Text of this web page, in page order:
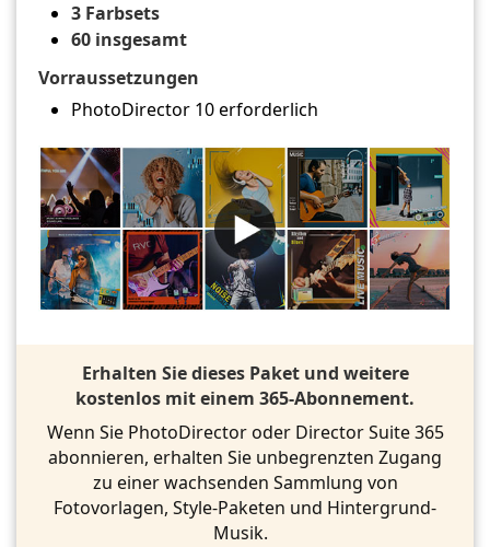
3 Farbsets
60 insgesamt
Vorraussetzungen
PhotoDirector 10 erforderlich
Erhalten Sie dieses Paket und weitere
kostenlos mit einem 365-Abonnement.
Wenn Sie PhotoDirector oder Director Suite 365
abonnieren, erhalten Sie unbegrenzten Zugang
zu einer wachsenden Sammlung von
Fotovorlagen, Style-Paketen und Hintergrund-
Musik.